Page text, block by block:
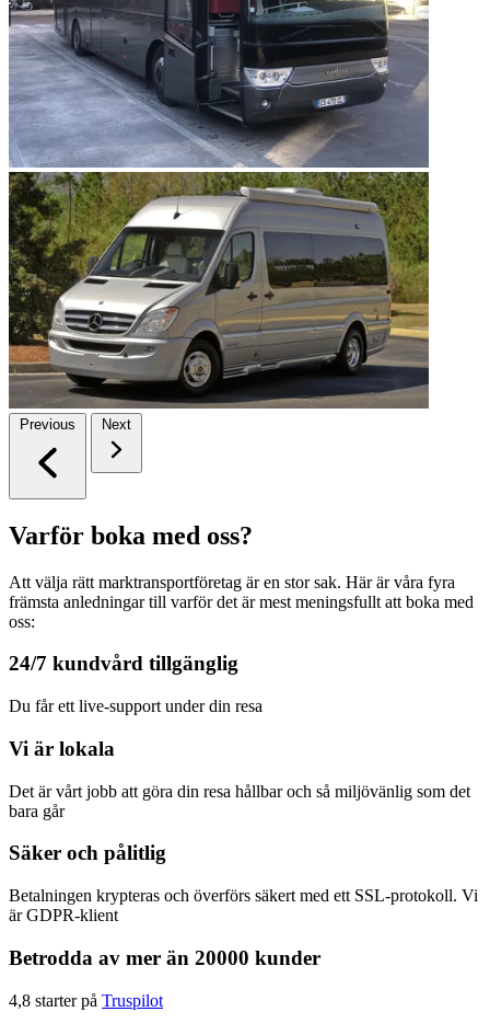
Previous Next
Varför boka med oss?
Att välja rätt marktransportföretag är en stor sak. Här är våra fyra
främsta anledningar till varför det är mest meningsfullt att boka med
oss:
24/7 kundvård tillgänglig
Du får ett live-support under din resa
Vi är lokala
Det är vårt jobb att göra din resa hållbar och så miljövänlig som det
bara går
Säker och pålitlig
Betalningen krypteras och överförs säkert med ett SSL-protokoll. Vi
är GDPR-klient
Betrodda av mer än 20000 kunder
4,8 starter på Truspilot